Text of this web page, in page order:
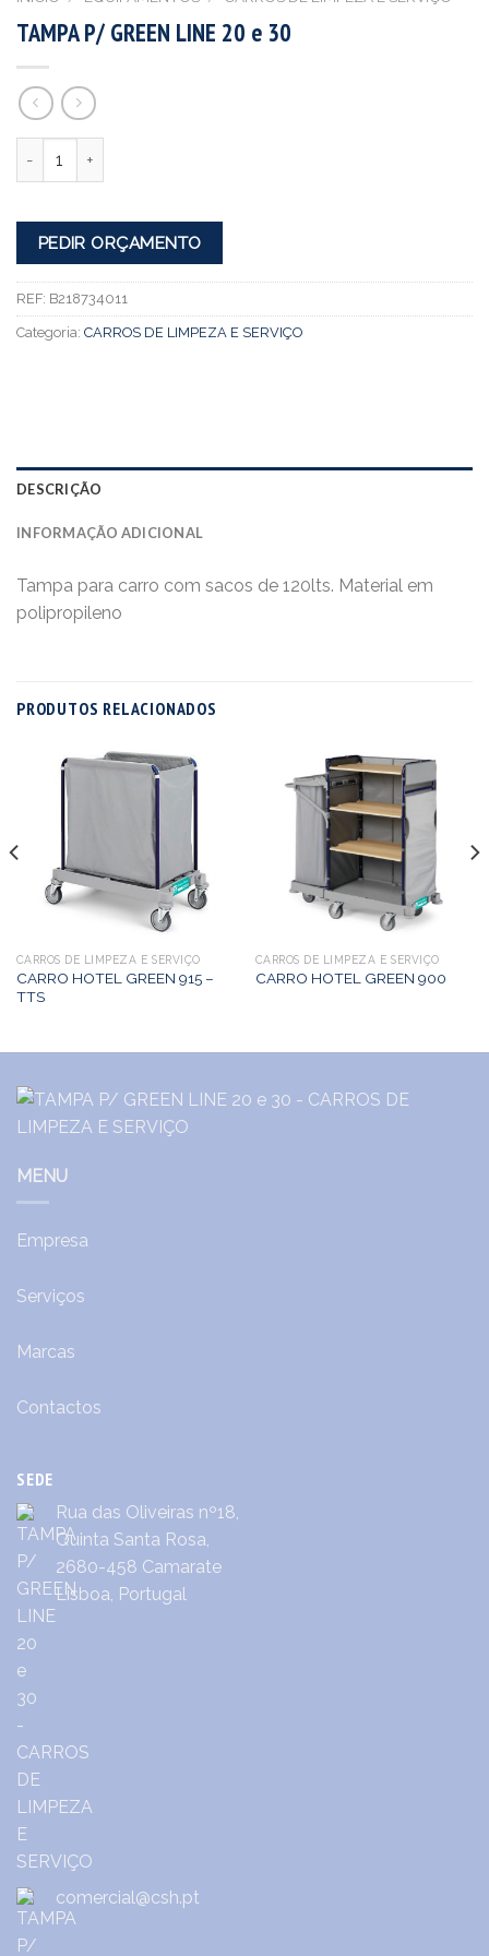
TAMPA P/ GREEN LINE 20 e 30
PEDIR ORÇAMENTO
REF: B218734011
Categoria: CARROS DE LIMPEZA E SERVIÇO
DESCRIÇÃO
INFORMAÇÃO ADICIONAL
Tampa para carro com sacos de 120lts. Material em
polipropileno
PRODUTOS RELACIONADOS
CARROS DE LIMPEZA E SERVIÇO
CARRO HOTEL GREEN 915 –
TTS
CARROS DE LIMPEZA E SERVIÇO
CARRO HOTEL GREEN 900
MENU
Empresa
Serviços
Marcas
Contactos
SEDE
Rua das Oliveiras nº18,
Quinta Santa Rosa,
2680-458 Camarate
Lisboa, Portugal
comercial@csh.pt